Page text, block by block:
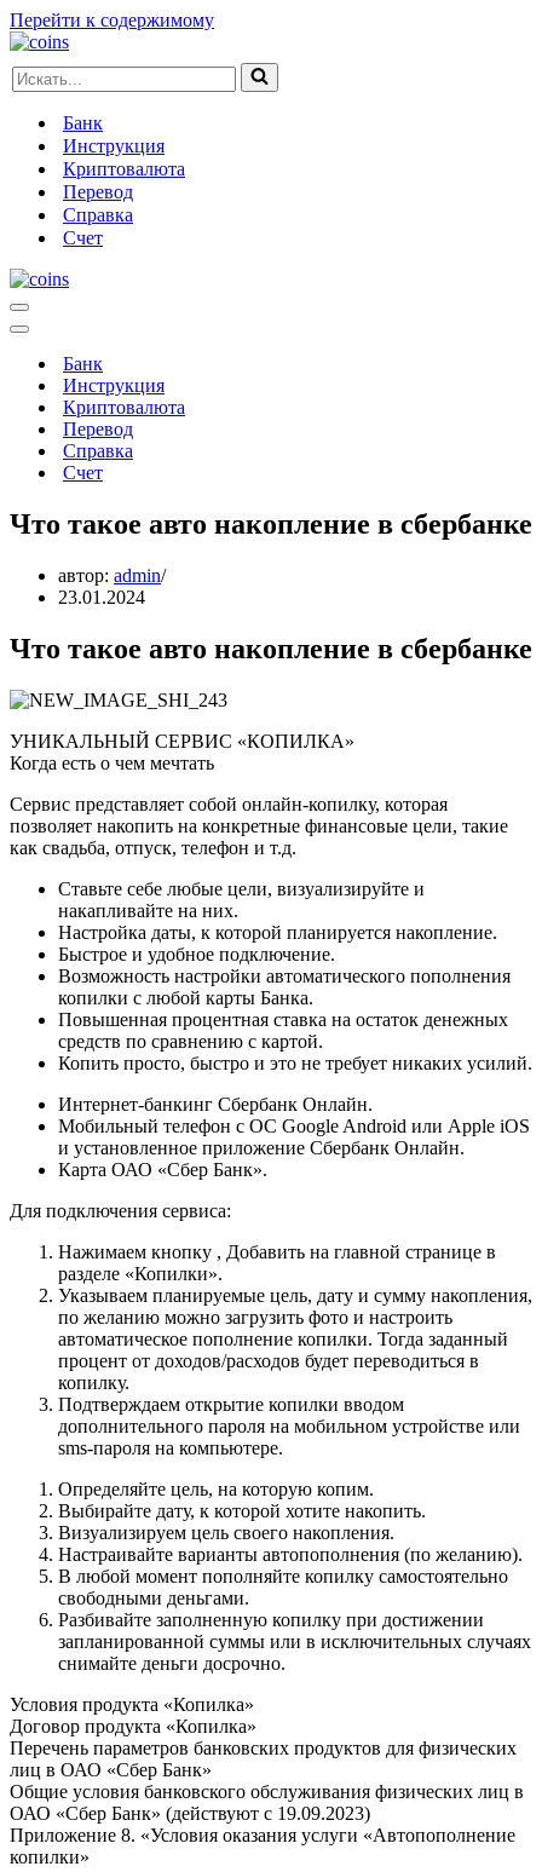
Перейти к содержимому
Искать...
Банк
Инструкция
Криптовалюта
Перевод
Справка
Счет
Меню
навигации
Меню
навигацииБанк
Инструкция
Криптовалюта
Перевод
Справка
Счет
Что такое авто накопление в сбербанке
автор: admin
23.01.2024
Что такое авто накопление в сбербанке
УНИКАЛЬНЫЙ СЕРВИС «КОПИЛКА»
Когда есть о чем мечтать
Сервис представляет собой онлайн-копилку, которая
позволяет накопить на конкретные финансовые цели, такие
как свадьба, отпуск, телефон и т.д.
Ставьте себе любые цели, визуализируйте и
накапливайте на них.
Настройка даты, к которой планируется накопление.
Быстрое и удобное подключение.
Возможность настройки автоматического пополнения
копилки с любой карты Банка.
Повышенная процентная ставка на остаток денежных
средств по сравнению с картой.
Копить просто, быстро и это не требует никаких усилий.
Интернет-банкинг Сбербанк Онлайн.
Мобильный телефон с ОС Google Android или Apple iOS
и установленное приложение Сбербанк Онлайн.
Карта ОАО «Сбер Банк».
Для подключения сервиса:
Нажимаем кнопку , Добавить на главной странице в
разделе «Копилки».
Указываем планируемые цель, дату и сумму накопления,
по желанию можно загрузить фото и настроить
автоматическое пополнение копилки. Тогда заданный
процент от доходов/расходов будет переводиться в
копилку.
Подтверждаем открытие копилки вводом
дополнительного пароля на мобильном устройстве или
sms-пароля на компьютере.
Определяйте цель, на которую копим.
Выбирайте дату, к которой хотите накопить.
Визуализируем цель своего накопления.
Настраивайте варианты автопополнения (по желанию).
В любой момент пополняйте копилку самостоятельно
свободными деньгами.
Разбивайте заполненную копилку при достижении
запланированной суммы или в исключительных случаях
снимайте деньги досрочно.
Условия продукта «Копилка»
Договор продукта «Копилка»
Перечень параметров банковских продуктов для физических
лиц в ОАО «Сбер Банк»
Общие условия банковского обслуживания физических лиц в
ОАО «Сбер Банк» (действуют с 19.09.2023)
Приложение 8. «Условия оказания услуги «Автопополнение
копилки»